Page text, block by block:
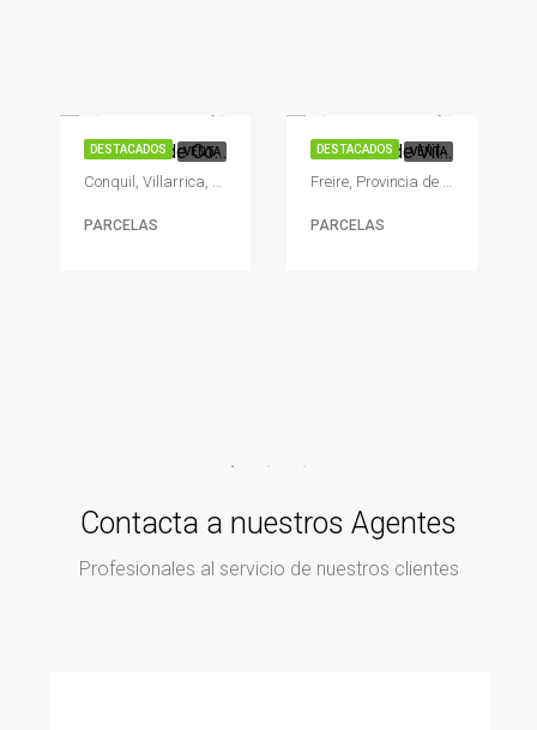
DESTACADOS VENTAEncantos de Conquil – Villarica
Conquil, Villarrica, Provincia de Cautín, Región de la Araucanía, Chile
PARCELAS
DESTACADOS VENTAEncantos de Villarica
Freire, Provincia de Cautín, Región de la Araucanía, Chile
PARCELAS
Contacta a nuestros Agentes
Profesionales al servicio de nuestros clientes